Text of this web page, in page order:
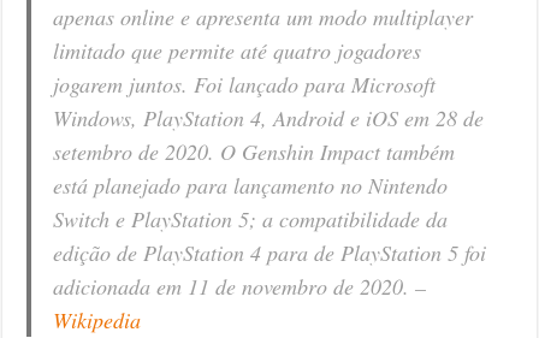
apenas online e apresenta um modo multiplayer
limitado que permite até quatro jogadores
jogarem juntos. Foi lançado para Microsoft
Windows, PlayStation 4, Android e iOS em 28 de
setembro de 2020. O Genshin Impact também
está planejado para lançamento no Nintendo
Switch e PlayStation 5; a compatibilidade da
edição de PlayStation 4 para de PlayStation 5 foi
adicionada em 11 de novembro de 2020. –
Wikipedia